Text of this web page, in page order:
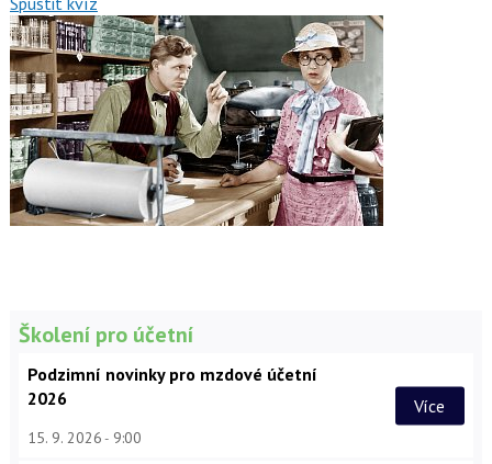
Školení pro účetní
Podzimní novinky pro mzdové účetní
2026
15. 9. 2026 9:00
Více